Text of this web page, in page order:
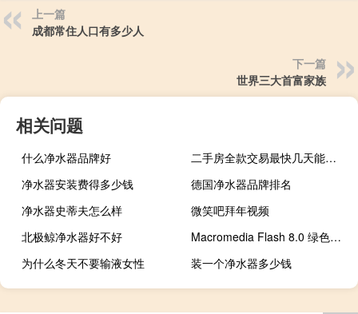
上一篇
成都常住人口有多少人
下一篇
世界三大首富家族
相关问题
什么净水器品牌好
二手房全款交易最快几天能完成
净水器安装费得多少钱
德国净水器品牌排名
净水器史蒂夫怎么样
微笑吧拜年视频
北极鲸净水器好不好
Macromedia Flash 8.0 绿色软件站专用版（Macromedia Flash 8.0 绿色软件站专用版功能简介）
为什么冬天不要输液女性
装一个净水器多少钱